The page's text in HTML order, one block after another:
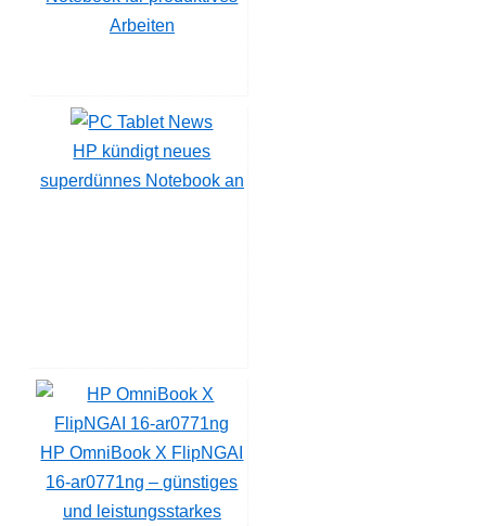
Arbeiten
HP kündigt neues
superdünnes Notebook an
HP OmniBook X FlipNGAI
16-ar0771ng – günstiges
und leistungsstarkes